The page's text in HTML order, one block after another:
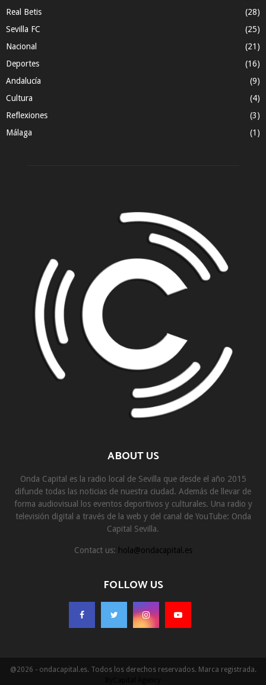
Real Betis
(28)
Sevilla FC
(25)
Nacional
(21)
Deportes
(16)
Andalucía
(9)
Cultura
(4)
Reflexiones
(3)
Málaga
(1)
ABOUT US
Onda Capital es la radio local de Sevilla que desde el año 2015
difunde todas las noticias de nuestra ciudad. Además de llevar de
forma audiovisual los eventos deportivos y culturales. Una radio y
televisión digital a través de la web y del canal de YouTube: Onda
Capital Sevilla.
Contact us: hola@ondacapital.es
FOLLOW US
@2026 - ondacapital.es. Todos los derechos reservados. Marca registrada.